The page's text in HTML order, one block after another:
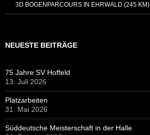
3D BOGENPARCOURS IN EHRWALD (245 KM)
NEUESTE BEITRÄGE
75 Jahre SV Hoffeld
13. Juli 2026
Platzarbeiten
31. Mai 2026
Süddeutsche Meisterschaft in der Halle